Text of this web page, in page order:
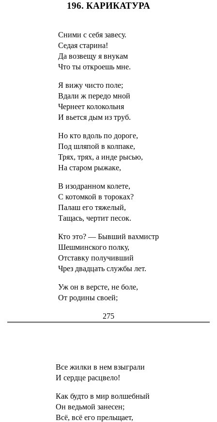
196. КАРИКАТУРА
Сними с себя завесу.
Седая старина!
Да возвещу я внукам
Что ты откроешь мне.
Я вижу чисто поле;
Вдали ж передо мной
Чернеет колокольня
И вьется дым из труб.
Но кто вдоль по дороге,
Под шляпой в колпаке,
Трях, трях, а инде рысью,
На старом рыжаке,
В изодранном колете,
С котомкой в тороках?
Палаш его тяжелый,
Тащась, чертит песок.
Кто это? — Бывший вахмистр
Шешминского полку,
Отставку получивший
Чрез двадцать службы лет.
Уж он в версте, не боле,
От родины своей;
275
Все жилки в нем взыграли
И сердце расцвело!
Как будто в мир волшебный
Он ведьмой занесен;
Всё, всё его прельщает,